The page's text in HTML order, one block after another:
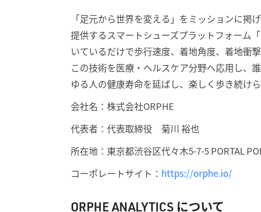
「足元から世界を変える」をミッションに掲
提供するスマートシューズプラットフォーム
いているだけで歩行速度、着地角度、着地衝
この技術を医療・ヘルスケア分野へ応用し、
ゆる人の健康寿命を延ばし、楽しく歩き続け
会社名：株式会社ORPHE
代表者：代表取締役 菊川 裕也
所在地：東京都渋谷区代々木5-7-5 PORTAL
コーポレートサイト： https://orphe.io/
ORPHE ANALYTICS について